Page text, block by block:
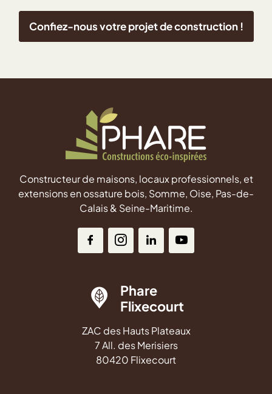
Confiez-nous votre projet de construction !
Constructeur de maisons, locaux professionnels, et
extensions en ossature bois, Somme, Oise, Pas-de-
Calais & Seine-Maritime.
Phare
Flixecourt
ZAC des Hauts Plateaux
7 All. des Merisiers
80420 Flixecourt